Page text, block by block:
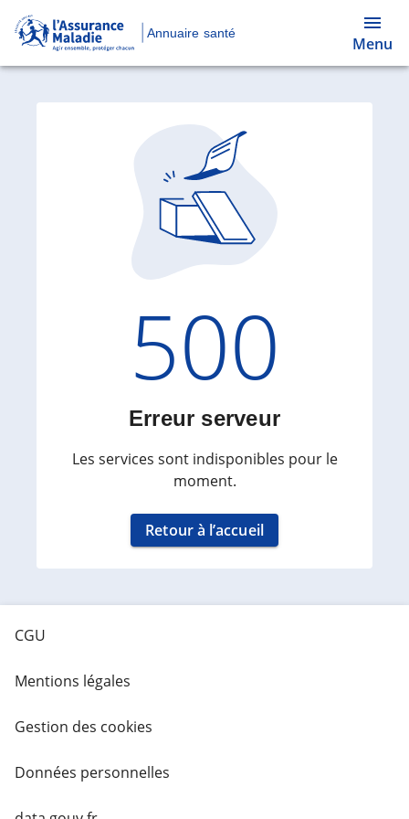
Annuaire santé
Menu
Code
500
Erreur serveur
Les services sont indisponibles pour le
moment.
Retour à l’accueil
CGU
Mentions légales
Gestion des cookies
Données personnelles